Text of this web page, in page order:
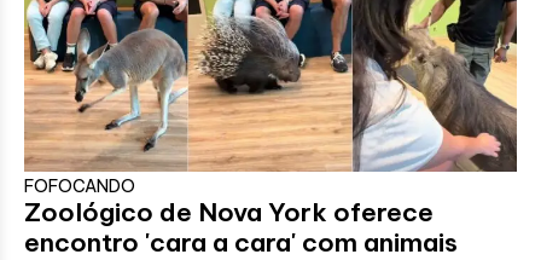
FOFOCANDO
Zoológico de Nova York oferece
encontro 'cara a cara' com animais